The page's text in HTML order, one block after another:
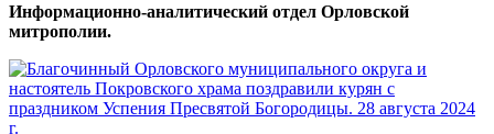
Информационно-аналитический отдел Орловской
митрополии.